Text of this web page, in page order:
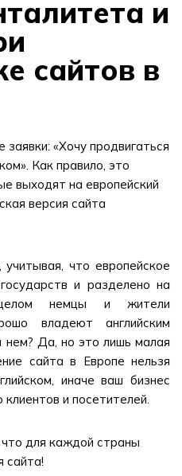
и
сайтов в
«Хочу продвигаться
Как правило, это
выходят на европейский
версия сайта
что европейское
и разделено на
немцы и жители
владеют английским
нем? Да, но это лишь малая
сайта в Европе нельзя
иначе ваш бизнес
и посетителей.
для каждой страны
сайта!